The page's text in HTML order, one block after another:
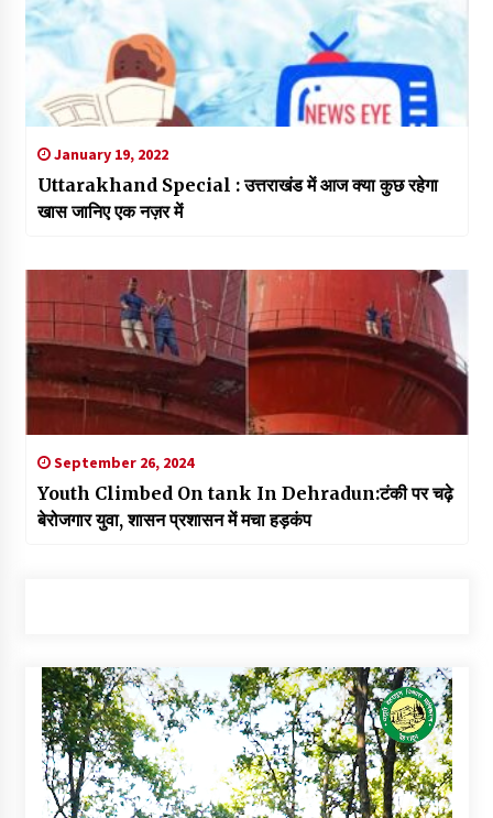
January 19, 2022
Uttarakhand Special : उत्तराखंड में आज क्या कुछ रहेगा
खास जानिए एक नज़र में
September 26, 2024
Youth Climbed On tank In Dehradun:टंकी पर चढ़े
बेरोजगार युवा, शासन प्रशासन में मचा हड़कंप